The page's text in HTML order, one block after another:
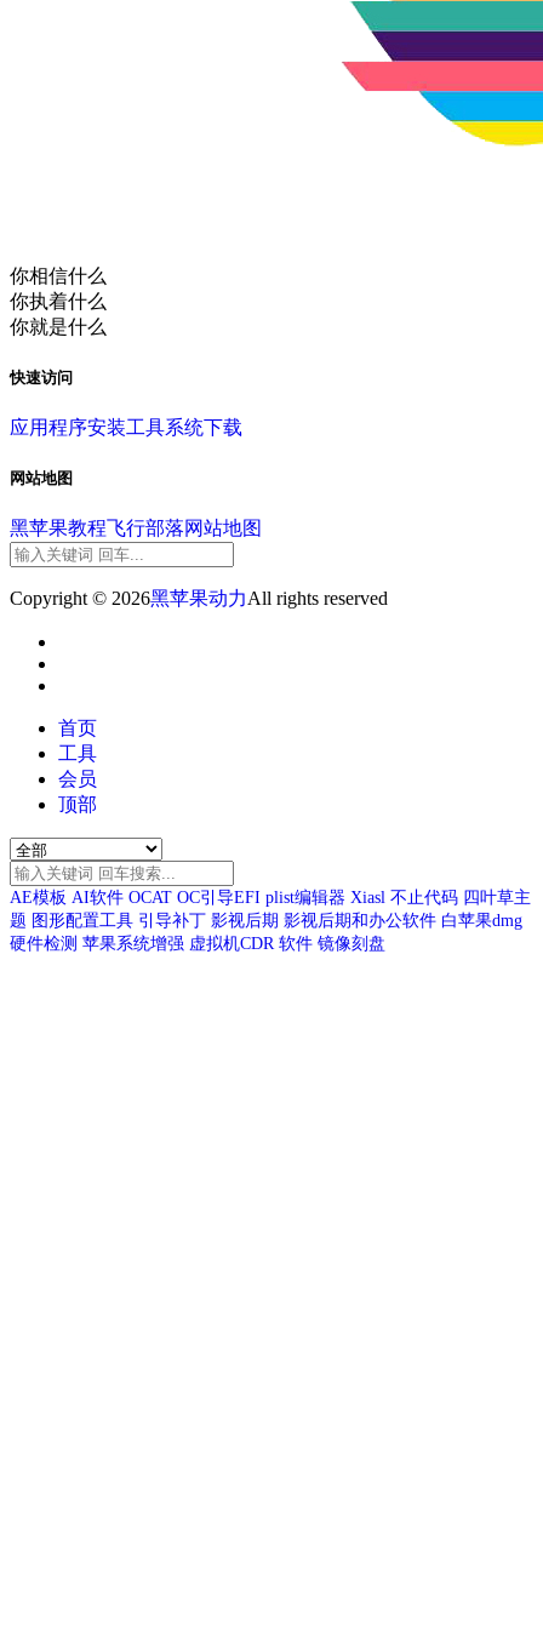
你相信什么
你执着什么
你就是什么
快速访问
应用程序安装工具系统下载
网站地图
黑苹果教程飞行部落网站地图
Copyright © 2026黑苹果动力All rights reserved
首页
工具
会员
顶部
AE模板 AI软件 OCAT OC引导EFI plist编辑器 Xiasl 不止代码 四叶草主
题 图形配置工具 引导补丁 影视后期 影视后期和办公软件 白苹果dmg
硬件检测 苹果系统增强 虚拟机CDR 软件 镜像刻盘